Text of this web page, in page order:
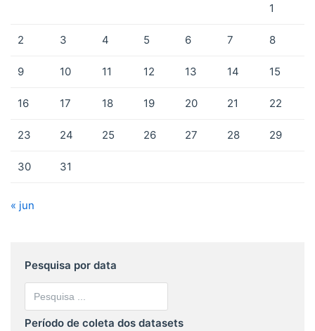
1
2 3 4 5 6 7 8
9 10 11 12 13 14 15
16 17 18 19 20 21 22
23 24 25 26 27 28 29
30 31
« jun
Pesquisa por data
Período de coleta dos datasets